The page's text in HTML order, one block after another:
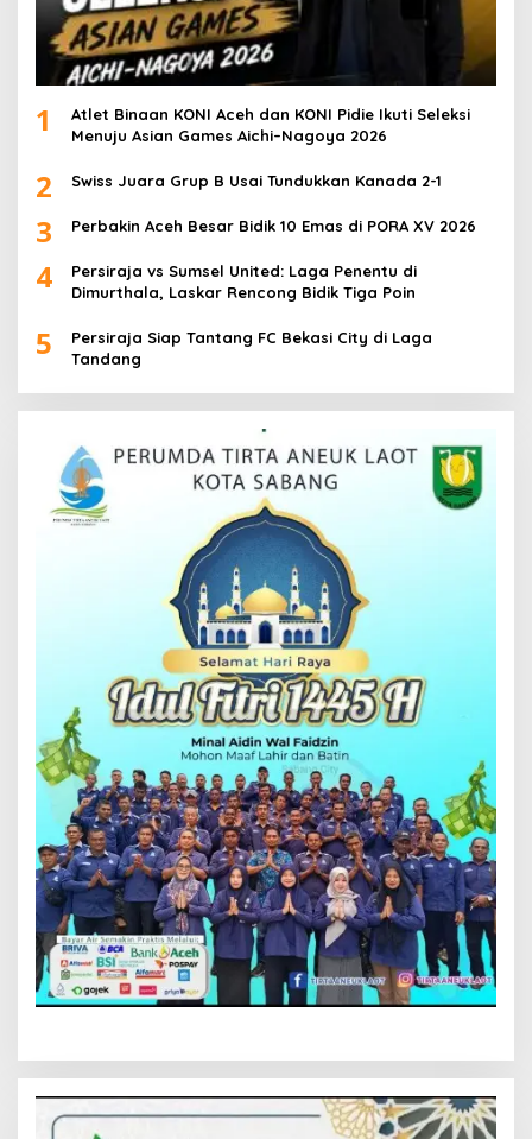
1
Atlet Binaan KONI Aceh dan KONI Pidie Ikuti Seleksi
Menuju Asian Games Aichi–Nagoya 2026
2 Swiss Juara Grup B Usai Tundukkan Kanada 2-1
3 Perbakin Aceh Besar Bidik 10 Emas di PORA XV 2026
4
Persiraja vs Sumsel United: Laga Penentu di
Dimurthala, Laskar Rencong Bidik Tiga Poin
5
Persiraja Siap Tantang FC Bekasi City di Laga
Tandang